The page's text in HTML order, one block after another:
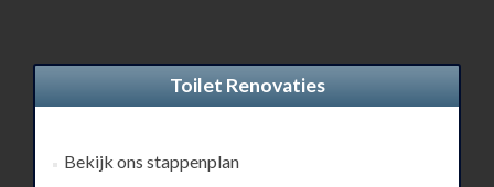
Toilet Renovaties
Bekijk ons stappenplan